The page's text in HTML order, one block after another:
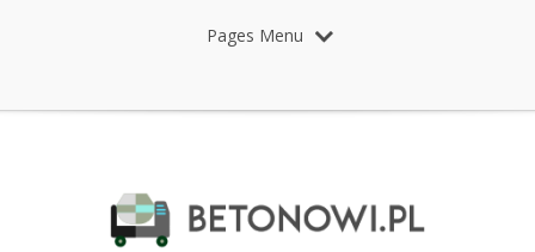
Pages Menu